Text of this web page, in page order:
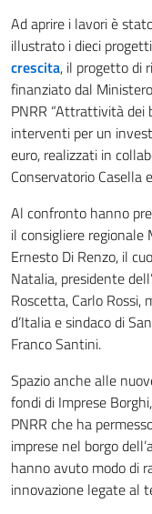
Ad aprire i lavori è
illustrato i dieci
crescita, il progetto di
finanziato dal
PNRR “Attrattività dei
interventi per un
euro, realizzati in
Conservatorio Casella
Al confronto hanno
il consigliere regionale
Ernesto Di Renzo, il
Natalia, presidente
Roscetta, Carlo
d’Italia e sindaco di
Franco Santini.
Spazio anche alle
fondi di Imprese
PNRR che ha
imprese nel borgo
hanno avuto modo di
innovazione legate al